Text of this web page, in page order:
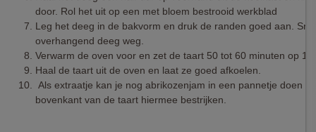
door. Rol het uit op een met bloem bestrooid werkblad
Leg het deeg in de bakvorm en druk de randen goed aan.
overhangend deeg weg.
Verwarm de oven voor en zet de taart 50 tot 60 minuten op
Haal de taart uit de oven en laat ze goed afkoelen.
Als extraatje kan je nog abrikozenjam in een pannetje doen
bovenkant van de taart hiermee bestrijken.